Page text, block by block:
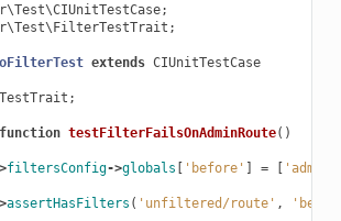
;
;
extends CIUnitTestCase
;
function testFilterFailsOnAdminRoute()
filtersConfig->globals [ 'before' ] = [
assertHasFilters ( 'unfiltered/route' ,